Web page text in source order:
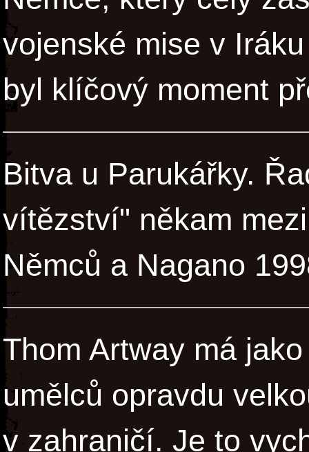
vojenské mise v
byl klíčový moment
Bitva u Parukářky.
vítězství" někam
Němců a Nagano
Thom Artway má
umělců opravdu
v zahraničí. Je to